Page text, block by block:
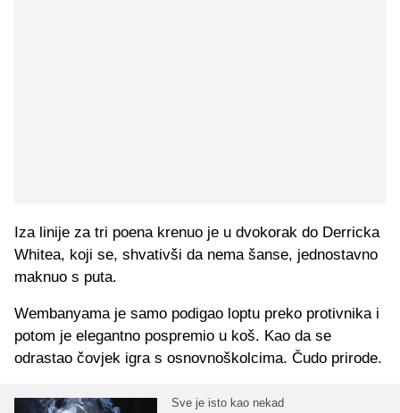
Iza linije za tri poena krenuo je u dvokorak do Derricka
Whitea, koji se, shvativši da nema šanse, jednostavno
maknuo s puta.
Wembanyama je samo podigao loptu preko protivnika i
potom je elegantno pospremio u koš. Kao da se
odrastao čovjek igra s osnovnoškolcima. Čudo prirode.
Sve je isto kao nekad